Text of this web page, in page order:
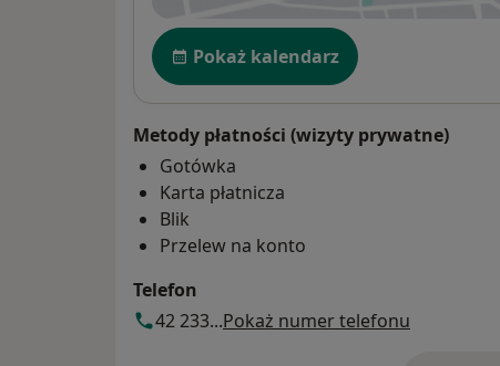
Dostępność
Pokaż kalendarz
Metody płatności (wizyty prywatne)
Gotówka
Karta płatnicza
Blik
Przelew na konto
Telefon
42 233...Pokaż numer telefonu